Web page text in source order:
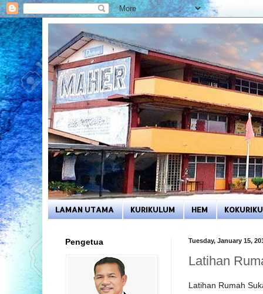
LAMAN UTAMA KURIKULUM HEM
Tuesday, January 15,
Latihan
Latihan Rumah
Pengetua